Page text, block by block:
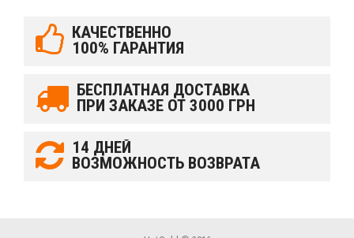
КАЧЕСТВЕННО
100% ГАРАНТИЯ
БЕСПЛАТНАЯ ДОСТАВКА
ПРИ ЗАКАЗЕ ОТ 3000 ГРН
14 ДНЕЙ
ВОЗМОЖНОСТЬ ВОЗВРАТА